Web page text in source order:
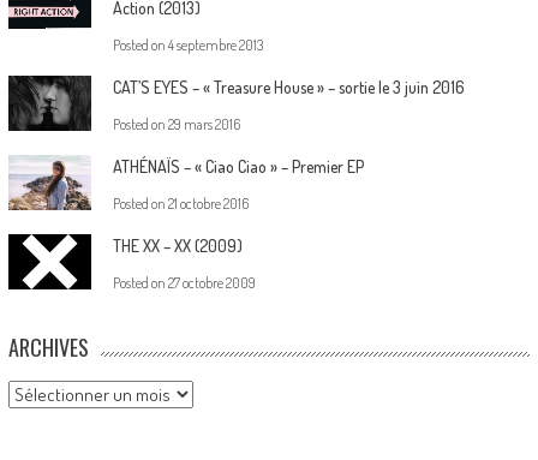
Action (2013)
Posted on 4 septembre 2013
CAT’S EYES – « Treasure House » – sortie le 3 juin 2016
Posted on 29 mars 2016
ATHÉNAÏS – « Ciao Ciao » – Premier EP
Posted on 21 octobre 2016
THE XX – XX (2009)
Posted on 27 octobre 2009
ARCHIVES
Archives